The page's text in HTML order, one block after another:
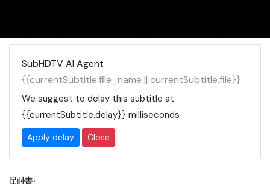
SubHDTV AI Agent
{{currentSubtitle.file_name || currentSubtitle.file}}
We suggest to delay this subtitle at
{{currentSubtitle.delay}} milliseconds
Apply delay Close